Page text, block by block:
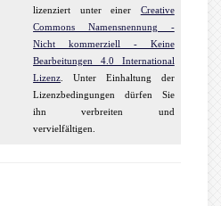
lizenziert unter einer Creative
Commons Namensnennung -
Nicht kommerziell - Keine
Bearbeitungen 4.0 International
Lizenz. Unter Einhaltung der
Lizenzbedingungen dürfen Sie
ihn verbreiten und
vervielfältigen.